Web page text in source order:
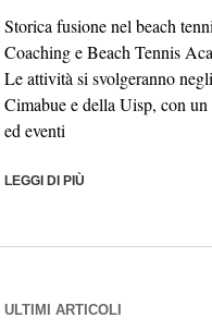
Storica fusione nel beach
Coaching e Beach Tennis
Le attività si svolgeranno
Cimabue e della Uisp, con
ed eventi
LEGGI DI PIÙ
ULTIMI ARTICOLI